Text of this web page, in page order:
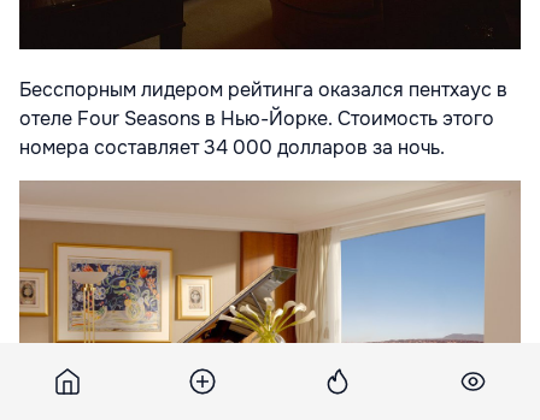
Бесспорным лидером рейтинга оказался пентхаус в
отеле Four Seasons в Нью-Йорке. Стоимость этого
номера составляет 34 000 долларов за ночь.